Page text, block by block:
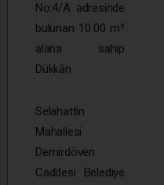
No:4/A adresinde
bulunan 10.00 m²
alana sahip
Dükkân
Selahattin
Mahallesi
Demirdöven
Caddesi Belediye